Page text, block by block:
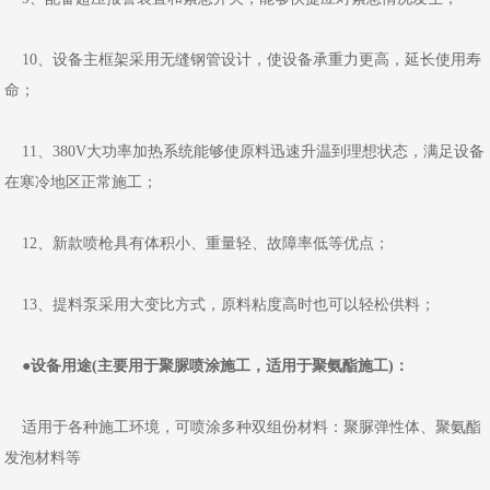
10、设备主框架采用无缝钢管设计，使设备承重力更高，延长使用寿
命；
11、380V大功率加热系统能够使原料迅速升温到理想状态，满足设备
在寒冷地区正常施工；
12、新款喷枪具有体积小、重量轻、故障率低等优点；
13、提料泵采用大变比方式，原料粘度高时也可以轻松供料；
●设备用途(主要用于聚脲喷涂施工，适用于聚氨酯施工)：
适用于各种施工环境，可喷涂多种双组份材料：聚脲弹性体、聚氨酯
发泡材料等